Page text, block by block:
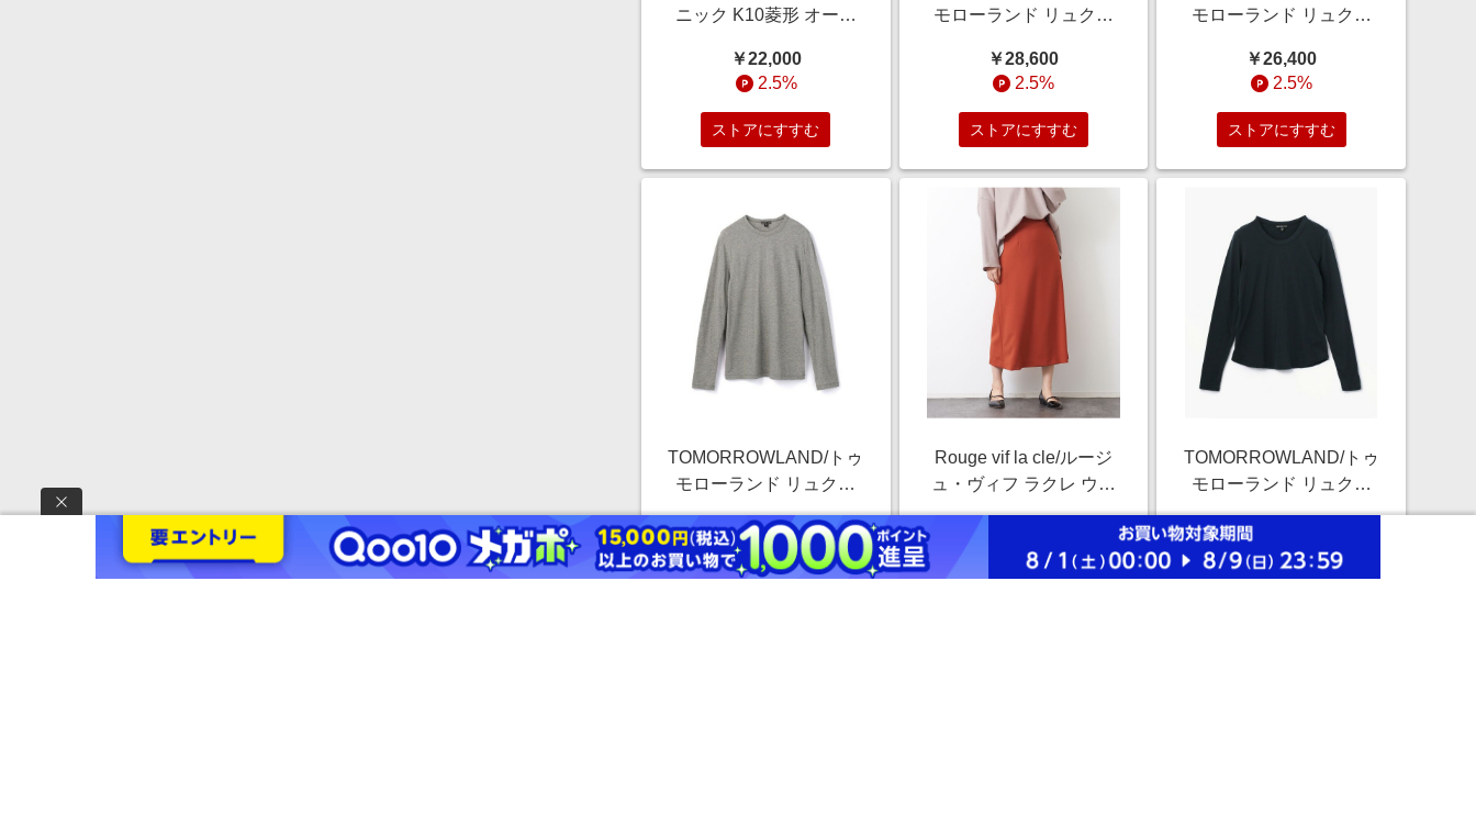
ニック K10菱形 オープ
ルド(100) 10
￥22,000
2.5%
ストアにすすむ
モローランド リュクス
プルオーバー MELJ3246
68 ダークブルー 2(L)
￥28,600
2.5%
ストアにすすむ
モローランド リュクス
Tシャツ MELJ3199 11
ホワイト 1(M)
￥26,400
2.5%
ストアにすすむ
TOMORROWLAND/トゥ
モローランド リュクス
ジャージークルーネック
プルオーバー MELJ3246
14 グレー 1(M)
￥28,600
2.5%
Rouge vif la cle/ルージ
ュ・ヴィフ ラクレ ウー
ル混セミフレアスカート
2.5%
TOMORROWLAND/トゥ
モローランド リュクス
ジャージー クルーネッ
クプルオーバー
WELJ3296 68 ネイビー
￥27,500
2.5%